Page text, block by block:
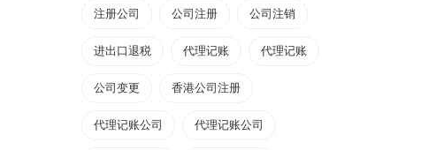
注册公司 公司注册 公司注销
进出口退税 代理记账 代理记账
公司变更 香港公司注册
代理记账公司 代理记账公司